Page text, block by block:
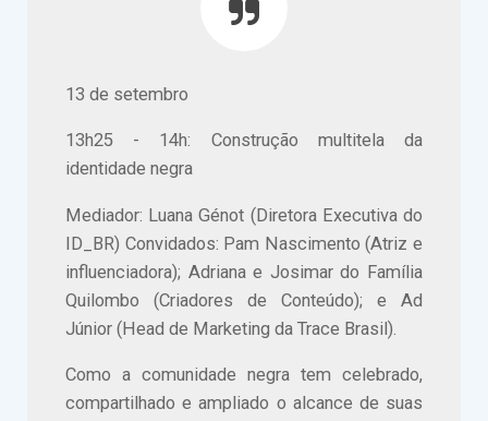
13 de setembro
13h25 - 14h: Construção multitela da
identidade negra
Mediador: Luana Génot (Diretora Executiva do
ID_BR) Convidados: Pam Nascimento (Atriz e
influenciadora); Adriana e Josimar do Família
Quilombo (Criadores de Conteúdo); e Ad
Júnior (Head de Marketing da Trace Brasil).
Como a comunidade negra tem celebrado,
compartilhado e ampliado o alcance de suas